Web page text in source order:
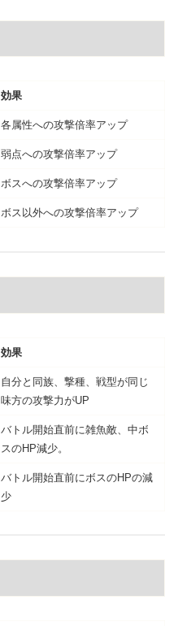
効果
各属性への攻撃倍率アップ
弱点への攻撃倍率アップ
ボスへの攻撃倍率アップ
ボス以外への攻撃倍率アップ
効果
自分と同族、撃種、戦型が同じ
味方の攻撃力がUP
バトル開始直前に雑魚敵、中ボ
スのHP減少。
バトル開始直前にボスのHPの減
少